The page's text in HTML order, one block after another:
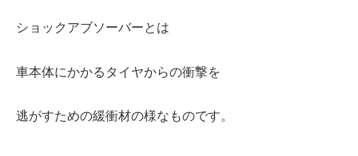
ショックアブソーバーとは
車本体にかかるタイヤからの衝撃を
逃がすための緩衝材の様なものです。